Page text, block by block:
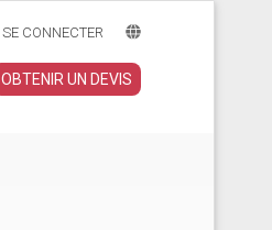
SE CONNECTER
OBTENIR UN DEVIS